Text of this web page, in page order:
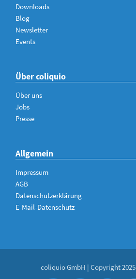
Downloads
Blog
Newsletter
Events
Über coliquio
Über uns
Jobs
Presse
Allgemein
Impressum
AGB
Datenschutzerklärung
E-Mail-Datenschutz
coliquio GmbH | Copyright 2025